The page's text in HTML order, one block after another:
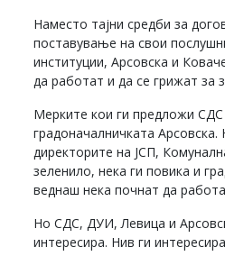
Наместо тајни средби за
поставување на свои
институции, Арсовска и
да работат и да се грижат за
Мерките кои ги предложи
градоначалничката Арсовска.
директорите на ЈСП,
зеленило, нека ги повика и
веднаш нека почнат да
Но СДС, ДУИ, Левица и
интересира. Нив ги